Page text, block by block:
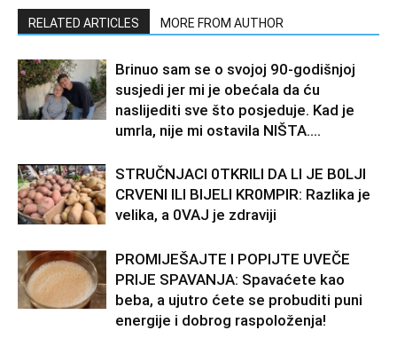
RELATED ARTICLES MORE FROM AUTHOR
Brinuo sam se o svojoj 90-godišnjoj
susjedi jer mi je obećala da ću
naslijediti sve što posjeduje. Kad je
umrla, nije mi ostavila NIŠTA....
STRUČNJACI 0TKRILI DA LI JE B0LJI
CRVENI ILI BIJELI KR0MPIR: Razlika je
velika, a 0VAJ je zdraviji
PROMIJEŠAJTE I POPIJTE UVEČE
PRIJE SPAVANJA: Spavaćete kao
beba, a ujutro ćete se probuditi puni
energije i dobrog raspoloženja!